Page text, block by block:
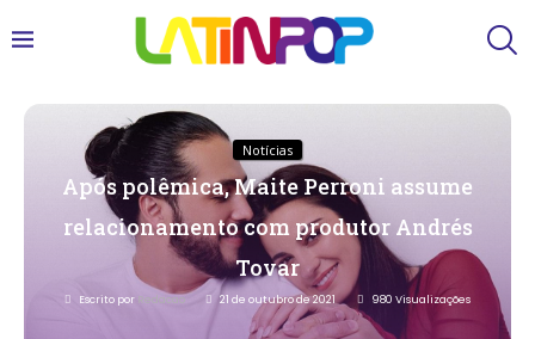
Notícias
Após polêmica, Maite Perroni assume
relacionamento com produtor Andrés
Tovar
Escrito por Redacao 21 de outubro de 2021 980 Visualizações